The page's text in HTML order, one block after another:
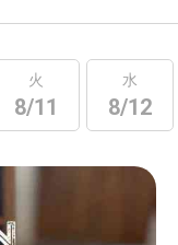
火
8/11
水
8/12